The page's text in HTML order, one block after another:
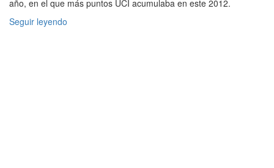
año, en el que más puntos UCI acumulaba en este 2012.
Seguir leyendo